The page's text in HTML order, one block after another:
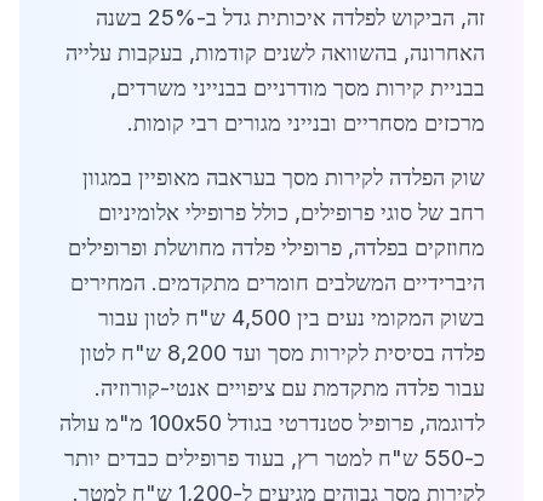
זה, הביקוש לפלדה איכותית גדל ב-25% בשנה
האחרונה, בהשוואה לשנים קודמות, בעקבות עלייה
בבניית קירות מסך מודרניים בבנייני משרדים,
מרכזים מסחריים ובנייני מגורים רבי קומות.
שוק הפלדה לקירות מסך בעראבה מאופיין במגוון
רחב של סוגי פרופילים, כולל פרופילי אלומיניום
מחוזקים בפלדה, פרופילי פלדה מחושלת ופרופילים
היברידיים המשלבים חומרים מתקדמים. המחירים
בשוק המקומי נעים בין 4,500 ש"ח לטון עבור
פלדה בסיסית לקירות מסך ועד 8,200 ש"ח לטון
עבור פלדה מתקדמת עם ציפויים אנטי-קורוזיה.
לדוגמה, פרופיל סטנדרטי בגודל 100x50 מ"מ עולה
כ-550 ש"ח למטר רץ, בעוד פרופילים כבדים יותר
לקירות מסך גבוהים מגיעים ל-1,200 ש"ח למטר.